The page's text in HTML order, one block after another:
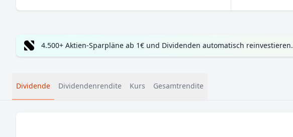
4.500+ Aktien-Sparpläne ab 1€ und Dividenden automatisch reinvestieren.
Dividende Dividendenrendite Kurs Gesamtrendite